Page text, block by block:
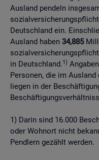
Ausland pendeln
Deutschland ein.
Ausland haben 34,885
in Deutschland.1)
Personen, die im
liegen in der
1) Darin sind 16.000
oder Wohnort nicht
Pendlern gezählt werden.